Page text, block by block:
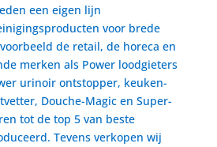
een eigen lijn
voor brede
de retail, de horeca en
merken als Power loodgieters
urinoir ontstopper, keuken-
Douche-Magic en Super-
tot de top 5 van beste
Tevens verkopen wij